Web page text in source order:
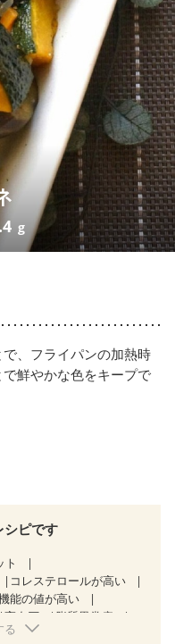
g
、フライパンの加熱時
鮮やかな色をキープで
シピです
ト
コレステロールが高い
能の値が高い
高血圧
脂質異常症
塞
る